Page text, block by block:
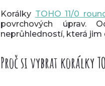
Korálky TOHO 11/0
povrchových úprav.
neprůhledností, která
Proč si vybrat korálky